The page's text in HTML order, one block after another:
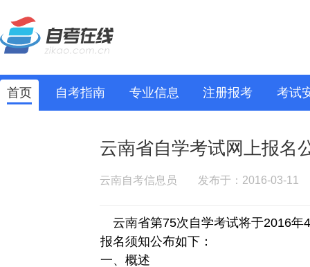
首页 自考指南 专业信息 注册报考 考试
云南省自学考试网上报名
云南自考信息员 发布于：2016-03-11
云南省第75次自学考试将于2016年
报名须知公布如下：
一、概述